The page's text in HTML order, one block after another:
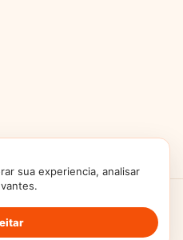
Termos de Uso
sua experiencia, analisar